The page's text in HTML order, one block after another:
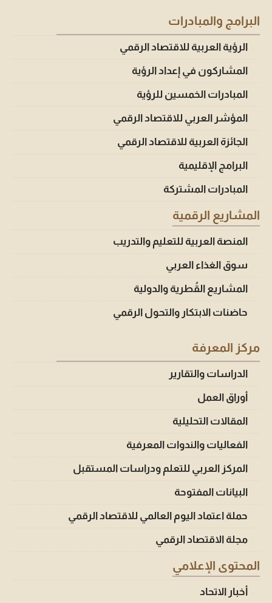
البرامج والمبادرات
الرؤية العربية للاقتصاد الرقمي
المشاركون في إعداد الرؤية
المبادرات الخمسين للرؤية
المؤشر العربي للاقتصاد الرقمي
الجائزة العربية للاقتصاد الرقمي
البرامج الإقليمية
المبادرات المشتركة
المشاريع الرقمية
المنصة العربية للتعليم والتدريب
سوق الغذاء العربي
المشاريع القُطرية والدولية
حاضنات الابتكار والتحول الرقمي
مركز المعرفة
الدراسات والتقارير
أوراق العمل
المقالات التحليلية
الفعاليات والندوات المعرفية
المركز العربي للتعلم ودراسات المستقبل
البيانات المفتوحة
حملة اعتماد اليوم العالمي للاقتصاد الرقمي
مجلة الاقتصاد الرقمي
المحتوى الإعلامي
أخبار الاتحاد